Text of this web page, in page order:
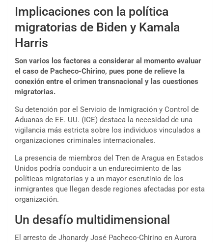
Implicaciones con la política
migratorias de Biden y Kamala
Harris
Son varios los factores a considerar al momento evaluar
el caso de Pacheco-Chirino, pues pone de relieve la
conexión entre el crimen transnacional y las cuestiones
migratorias.
Su detención por el Servicio de Inmigración y Control de
Aduanas de EE. UU. (ICE) destaca la necesidad de una
vigilancia más estricta sobre los individuos vinculados a
organizaciones criminales internacionales.
La presencia de miembros del Tren de Aragua en Estados
Unidos podría conducir a un endurecimiento de las
políticas migratorias y a un mayor escrutinio de los
inmigrantes que llegan desde regiones afectadas por esta
organización.
Un desafío multidimensional
El arresto de Jhonardy José Pacheco-Chirino en Aurora